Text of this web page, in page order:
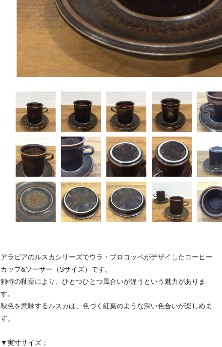
アラビアのルスカシリーズでウラ・プロコッペがデザイしたコーヒー
カップ&ソーサー（Sサイズ）です。
独特の釉薬により、ひとつひとつ風合いが違うという魅力がありま
す。
秋色を意味するルスカは、色づく紅葉のような深い色合いが楽しめま
す。
▼実寸サイズ；